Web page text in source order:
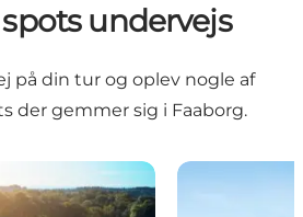
undervejs
på din tur og oplev nogle af
der gemmer sig i Faaborg.
Holstenshuus